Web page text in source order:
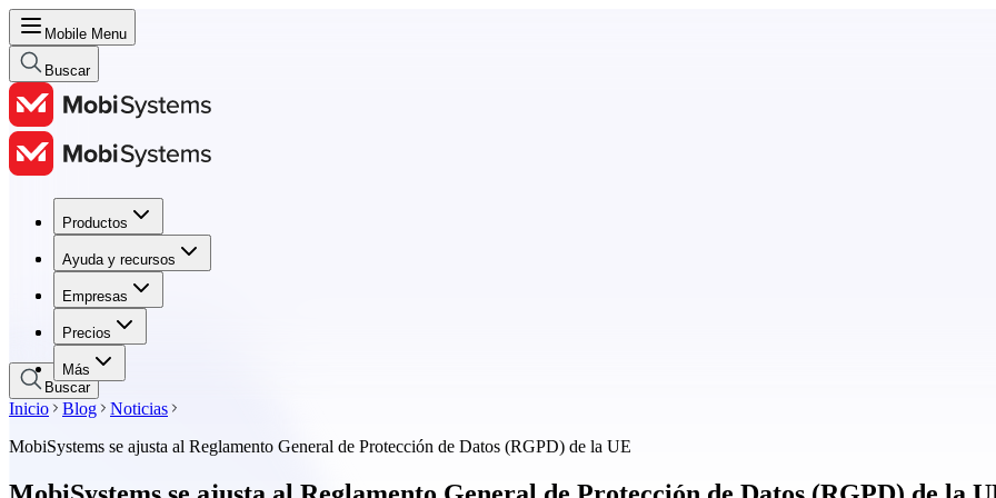
Mobile Menu
Buscar
Productos
Ayuda y recursos
Empresas
Precios
Más
Productos
Ayuda y recursos
Empresas
Precios
Buscar
Inicio Blog
Noticias
MobiSystems se ajusta al Reglamento General de Protección de Datos (RGPD) de la UE